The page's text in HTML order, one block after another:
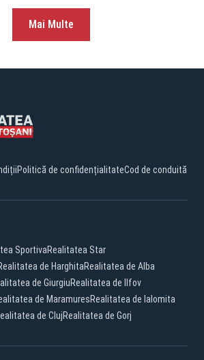
Mai Multe
Politică de confidențialitateCod de conduită
SportivaRealitatea Star
de HarghitaRealitatea de Alba
de GiurgiuRealitatea de Ilfov
de MaramuresRealitatea de Ialomita
de ClujRealitatea de Gorj